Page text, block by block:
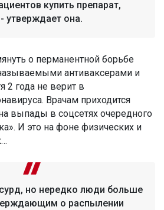
купить препарат,
утверждает она.
о перманентной борьбе
антиваксерами и
2 года не верит в
Врачам приходится
выпады в соцсетях очередного
И это на фоне физических и
но нередко люди больше
о распылении